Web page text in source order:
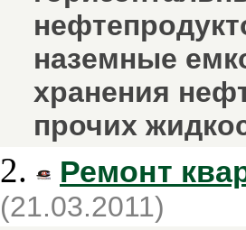
наземные
хранения
прочих
2. Ремонт
(21.03.2011)